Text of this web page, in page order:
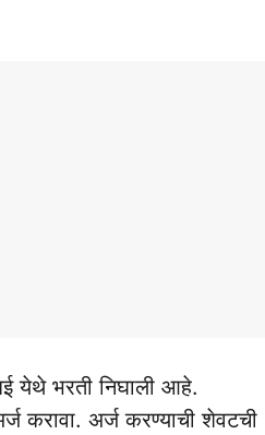
येथे भरती निघाली आहे.
करावा. अर्ज करण्याची शेवटची